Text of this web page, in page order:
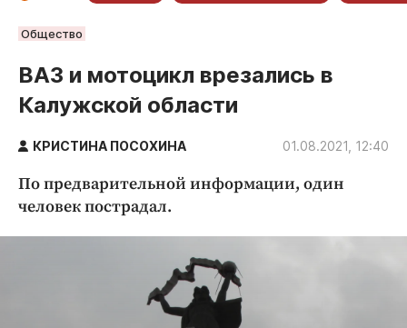
РУБРИКИ
Обнинск
Новости компаний
Статьи
Народные новости
Авто и транспорт
Благоустройство
Недвижимость и ЖКХ
Образование
Общество
ВАЗ и мотоцикл врезались в
Калужской области
КРИСТИНА ПОСОХИНА 01.08.2021, 12:40
По предварительной информации, один
человек пострадал.